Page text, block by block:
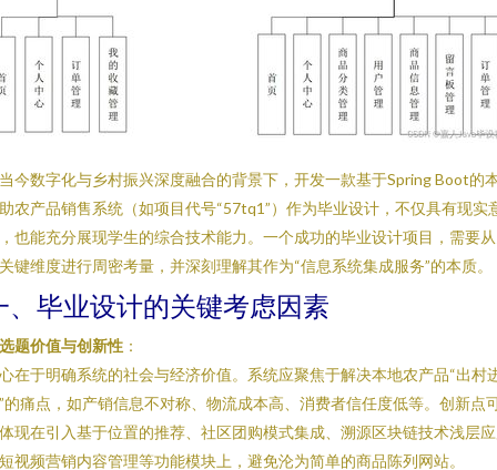
今数字化与乡村振兴深度融合的背景下，开发一款基于Spring Boot的
农产品销售系统（如项目代号“57tq1”）作为毕业设计，不仅具有现实
也能充分展现学生的综合技术能力。一个成功的毕业设计项目，需要
键维度进行周密考量，并深刻理解其作为“信息系统集成服务”的本质。
、毕业设计的关键考虑因素
选题价值与创新性 ：
在于明确系统的社会与经济价值。系统应聚焦于解决本地农产品“出村
的痛点，如产销信息不对称、物流成本高、消费者信任度低等。创新点
现在引入基于位置的推荐、社区团购模式集成、溯源区块链技术浅层
视频营销内容管理等功能模块上，避免沦为简单的商品陈列网站。